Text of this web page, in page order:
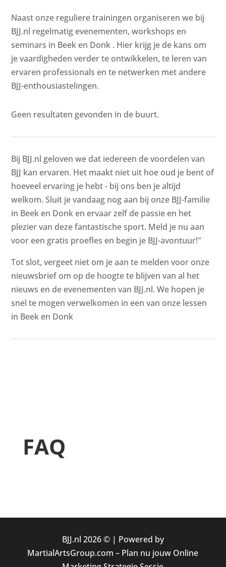
Naast onze reguliere trainingen organiseren we bij
BJJ.nl regelmatig evenementen, workshops en
seminars in Beek en Donk . Hier krijg je de kans om
je vaardigheden verder te ontwikkelen, te leren van
ervaren professionals en te netwerken met andere
BJJ-enthousiastelingen.
Geen resultaten gevonden in de buurt.
Bij BJJ.nl geloven we dat iedereen de voordelen van
BJJ kan ervaren. Het maakt niet uit hoe oud je bent of
hoeveel ervaring je hebt - bij ons ben je altijd
welkom. Sluit je vandaag nog aan bij onze BJJ-familie
in Beek en Donk en ervaar zelf de passie en het
plezier van deze fantastische sport. Meld je nu aan
voor een gratis proefles en begin je BJJ-avontuur!"
Tot slot, vergeet niet om je aan te melden voor onze
nieuwsbrief om op de hoogte te blijven van al het
nieuws en de evenementen van BJJ.nl. We hopen je
snel te mogen verwelkomen in een van onze lessen
in Beek en Donk
FAQ
BJJ.nl 2026 © | Powered by
MartialArtsGroup.com – Plan nu jouw Online